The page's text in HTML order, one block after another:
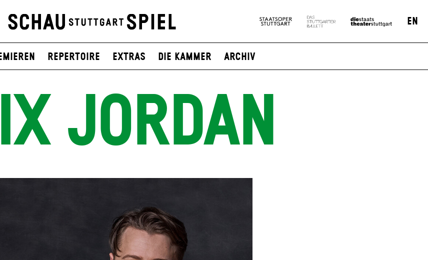
EN
Repertoire Extras Die Kammer Archiv
JORDAN